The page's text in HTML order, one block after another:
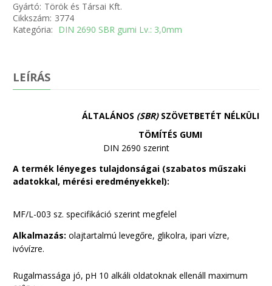
Gyártó: Török és Társai Kft.
Cikkszám: 3774
Kategória: DIN 2690 SBR gumi Lv.: 3,0mm
LEÍRÁS
ÁLTALÁNOS (SBR)SZÖVETBETÉT NÉLKÜLI
TÖMÍTÉS GUMI
DIN 2690 szerint
A termék lényeges tulajdonságai (szabatos műszaki
adatokkal, mérési eredményekkel):
MF/L-003 sz. specifikáció szerint megfelel
Alkalmazás: olajtartalmú levegőre, glikolra, ipari vízre,
ivóvízre.
Rugalmassága jó, pH 10 alkáli oldatoknak ellenáll maximum